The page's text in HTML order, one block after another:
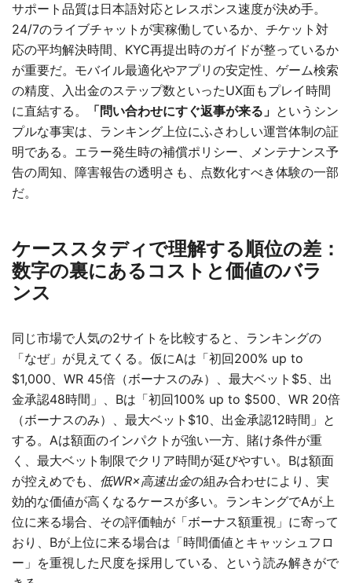
サポート品質は日本語対応とレスポンス速度が決め手。
24/7のライブチャットが実稼働しているか、チケット対
応の平均解決時間、KYC再提出時のガイドが整っているか
が重要だ。モバイル最適化やアプリの安定性、ゲーム検索
の精度、入出金のステップ数といったUX面もプレイ時間
に直結する。
「問い合わせにすぐ返事が来る」 というシン
プルな事実は、ランキング上位にふさわしい運営体制の証
明である。エラー発生時の補償ポリシー、メンテナンス予
告の周知、障害報告の透明さも、点数化すべき体験の一部
だ。
ケーススタディで理解する順位の差：
数字の裏にあるコストと価値のバラ
ンス
同じ市場で人気の2サイトを比較すると、ランキングの
「なぜ」が見えてくる。仮にAは「初回200% up to
$1,000、WR 45倍（ボーナスのみ）、最大ベット$5、出
金承認48時間」、Bは「初回100% up to $500、WR 20倍
（ボーナスのみ）、最大ベット$10、出金承認12時間」と
する。Aは額面のインパクトが強い一方、賭け条件が重
く、最大ベット制限でクリア時間が延びやすい。Bは額面
が控えめでも、 低WR×高速出金の組み合わせにより、実
効的な価値が高くなるケースが多い。ランキングでAが上
位に来る場合、その評価軸が「ボーナス額重視」に寄って
おり、Bが上位に来る場合は「時間価値とキャッシュフロ
ー」を重視した尺度を採用している、という読み解きがで